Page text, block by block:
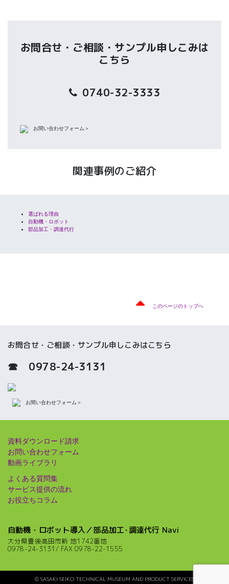
お問合せ・ご相談・サンプル申しこみは
こちら
0740-32-3333
お間い合わせフォーム＞
関連事例のご紹介
選ばれる理由
自動機・ロボット
部品加工・調達代行
このページのトップへ
お問合せ・ご相談・サンプル申しこみはこちら
☎ 0978-24-3131
お間い合わせフォーム＞
資料ダウンロード請求
お問い合わせフォーム
動画ライブラリ
よくある質問集
サービス提供の流れ
お役立ちコラム
自動機・ロボット導入／部品加工･調達代行 Navi
大分県豊後高田市新 地1742番地
0978-24-3131/ FAX 0978-22-1555
© SASAKI SEIKO TECHNICAL MUSEUM AND PRODUCT SERVICES